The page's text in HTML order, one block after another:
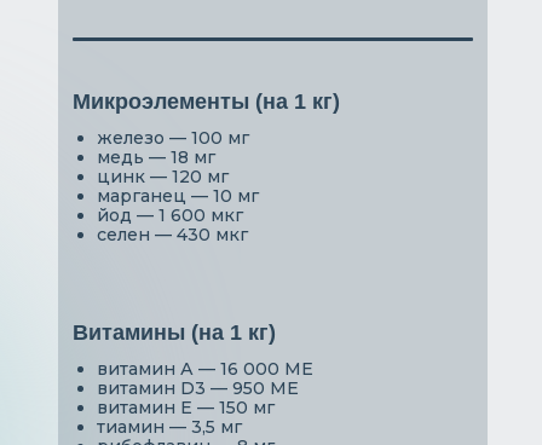
Микроэлементы (на 1 кг)
железо — 100 мг
медь — 18 мг
цинк — 120 мг
марганец — 10 мг
йод — 1 600 мкг
селен — 430 мкг
Витамины (на 1 кг)
витамин А — 16 000 МЕ
витамин D3 — 950 МЕ
витамин Е — 150 мг
тиамин — 3,5 мг